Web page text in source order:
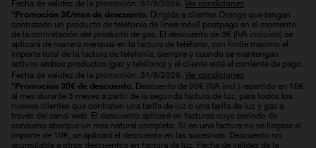
*Promoción 3€/mes de descuento. Dirigida a clientes Orange que tengan
contratado un producto de telefonía de línea móvil postpago en el momento
de la contratación del producto de gas. El descuento de 3€ (IVA incluido) se
aplicará de manera mensual en la factura de teléfono, con límite máximo el
importe total de la factura de telefonía, siempre y cuando se mantengan
activos ambos productos (gas y teléfono) y el cliente esté al corriente de pago.
Fecha de validez de la promoción: 31/8/2026.Ver condiciones
*Promoción 30€ de descuento. Descuento de 30€ (IVA incl.) repartido en 10€
al mes durante 3 meses a partir de la segunda factura de luz, para todos los
nuevos clientes que contraten una tarifa de luz o una tarifa de luz y gas a
través del canal web. El descuento aplicará en facturas cuyo periodo de
consumo abarque un mes natural completo. Si en una factura no se llegase al
importe de 10€, se aplicará el descuento en las sucesivas. Descuento no
acumulable a otros descuentos en factura de luz. Fecha de validez de la